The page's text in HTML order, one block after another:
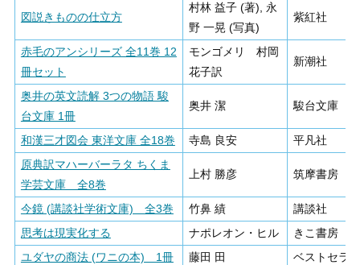
図説きものの仕立方
村林 益子 (著), 永
野 一晃 (写真)
紫紅社
赤毛のアンシリーズ 全11巻 12
冊セット
モンゴメリ 村岡
花子訳
新潮社
奥井の英文読解 3つの物語 駿
台文庫 1冊
奥井 潔 駿台文庫
和漢三才図会 東洋文庫 全18巻 寺島 良安
平凡社
原典訳マハーバーラタ ちくま
学芸文庫 全8巻
上村 勝彦 筑摩書房
今鏡 (講談社学術文庫) 全3巻 竹鼻 績
講談社
思考は現実化する
ナポレオン・ヒル
きこ書房
ユダヤの商法 (ワニの本) 1冊
藤田 田
ベストセラ